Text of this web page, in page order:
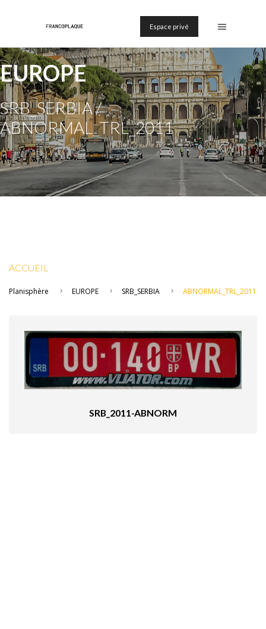
Espace privé
EUROPE
SRB_SERBIA /
ABNORMAL_TRL_2011
ACCUEIL
Planisphère EUROPE SRB_SERBIA ABNORMAL_TRL_2011
SRB_2011-ABNORM